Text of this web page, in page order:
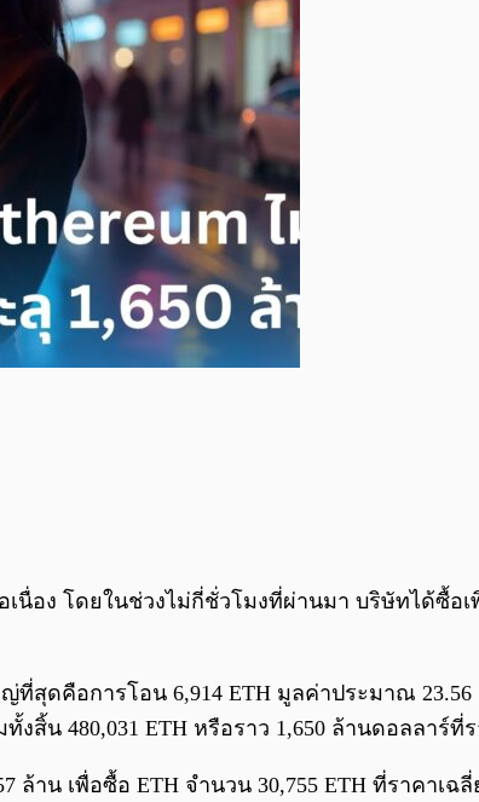
เนื่อง โดยในช่วงไม่กี่ชั่วโมงที่ผ่านมา บริษัทได้ซื้อ
สุดคือการโอน 6,914 ETH มูลค่าประมาณ
งสิ้น 480,031 ETH หรือราว 1,650 ล้านดอลลาร์ที่
ล้าน เพื่อซื้อ ETH จำนวน 30,755 ETH ที่ราคา